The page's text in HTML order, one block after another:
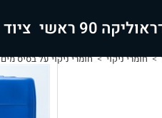
90 ראשי ציוד
> חומרי ניקוי > חומרי ניקוי על בסיס מים